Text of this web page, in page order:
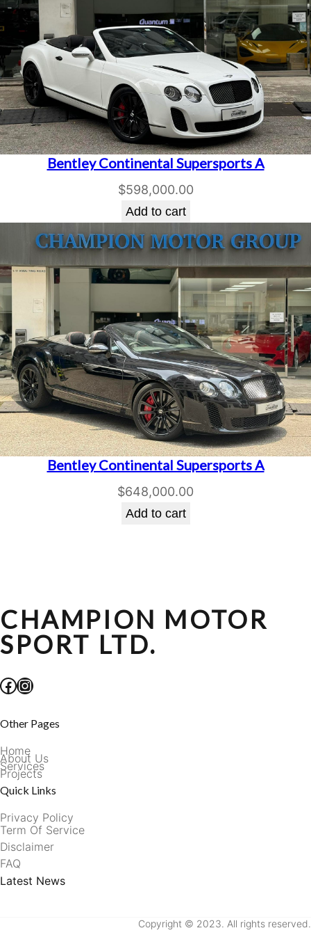
Bentley Continental Supersports A
$598,000.00
Add to cart
Bentley Continental Supersports A
$648,000.00
Add to cart
CHAMPION MOTOR
SPORT LTD.
Facebook Instagram
Other Pages
Home
About Us
Services
Projects
Quick Links
Privacy Policy
Term Of Service
Disclaimer
FAQ
Latest News
Copyright © 2023. All rights reserved.